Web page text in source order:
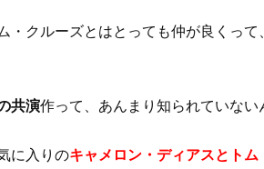
・クルーズとはとっても仲が良くって
共演作って、あんまり知られていない
に入りのキャメロン・ディアスとト